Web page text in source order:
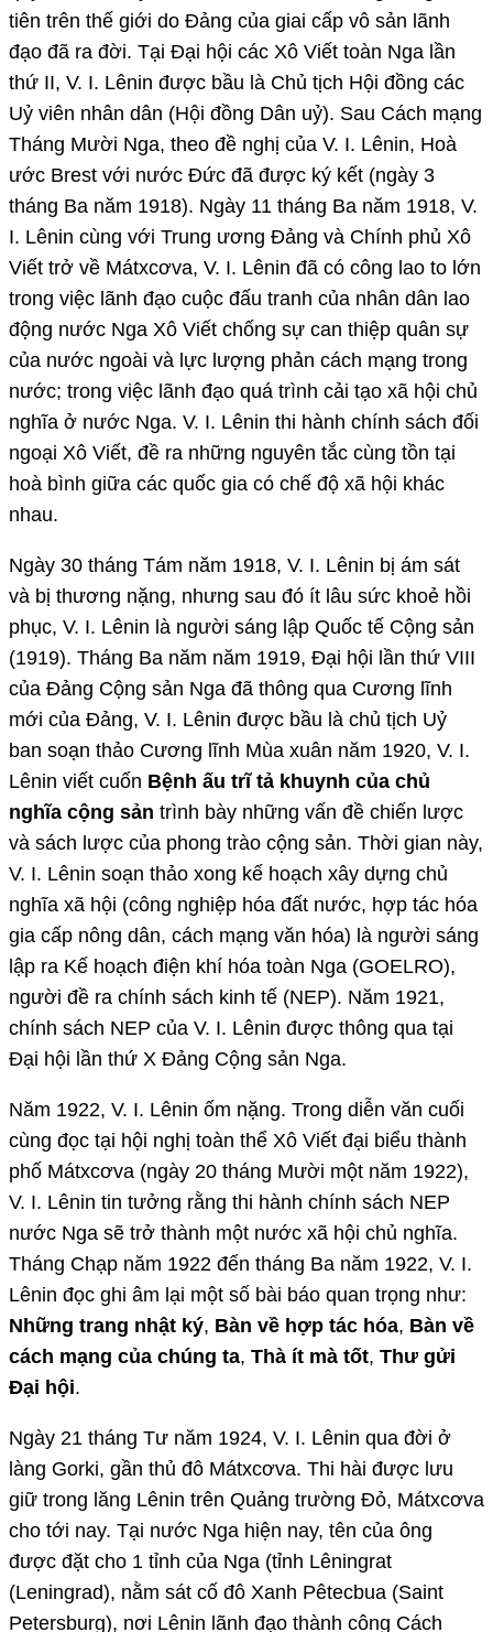
tiên trên thế giới do Đảng của giai cấp vô sản lãnh
đạo đã ra đời. Tại Đại hội các Xô Viết toàn Nga lần
thứ II, V. I. Lênin được bầu là Chủ tịch Hội đồng các
Uỷ viên nhân dân (Hội đồng Dân uỷ). Sau Cách mạng
Tháng Mười Nga, theo đề nghị của V. I. Lênin, Hoà
ước Brest với nước Đức đã được ký kết (ngày 3
tháng Ba năm 1918). Ngày 11 tháng Ba năm 1918, V.
I. Lênin cùng với Trung ương Đảng và Chính phủ Xô
Viết trở về Mátxcơva, V. I. Lênin đã có công lao to lớn
trong việc lãnh đạo cuộc đấu tranh của nhân dân lao
động nước Nga Xô Viết chống sự can thiệp quân sự
của nước ngoài và lực lượng phản cách mạng trong
nước; trong việc lãnh đạo quá trình cải tạo xã hội chủ
nghĩa ở nước Nga. V. I. Lênin thi hành chính sách đối
ngoại Xô Viết, đề ra những nguyên tắc cùng tồn tại
hoà bình giữa các quốc gia có chế độ xã hội khác
nhau.
Ngày 30 tháng Tám năm 1918, V. I. Lênin bị ám sát
và bị thương nặng, nhưng sau đó ít lâu sức khoẻ hồi
phục, V. I. Lênin là người sáng lập Quốc tế Cộng sản
(1919). Tháng Ba năm năm 1919, Đại hội lần thứ VIII
của Đảng Cộng sản Nga đã thông qua Cương lĩnh
mới của Đảng, V. I. Lênin được bầu là chủ tịch Uỷ
ban soạn thảo Cương lĩnh Mùa xuân năm 1920, V. I.
Lênin viết cuốn Bệnh ấu trĩ tả khuynh của chủ
nghĩa cộng sản trình bày những vấn đề chiến lược
và sách lược của phong trào cộng sản. Thời gian này,
V. I. Lênin soạn thảo xong kế hoạch xây dựng chủ
nghĩa xã hội (công nghiệp hóa đất nước, hợp tác hóa
gia cấp nông dân, cách mạng văn hóa) là người sáng
lập ra Kế hoạch điện khí hóa toàn Nga (GOELRO),
người đề ra chính sách kinh tế (NEP). Năm 1921,
chính sách NEP của V. I. Lênin được thông qua tại
Đại hội lần thứ X Đảng Cộng sản Nga.
Năm 1922, V. I. Lênin ốm nặng. Trong diễn văn cuối
cùng đọc tại hội nghị toàn thể Xô Viết đại biểu thành
phố Mátxcơva (ngày 20 tháng Mười một năm 1922),
V. I. Lênin tin tưởng rằng thi hành chính sách NEP
nước Nga sẽ trở thành một nước xã hội chủ nghĩa.
Tháng Chạp năm 1922 đến tháng Ba năm 1922, V. I.
Lênin đọc ghi âm lại một số bài báo quan trọng như:
Những trang nhật ký, Bàn về hợp tác hóa, Bàn về
cách mạng của chúng ta, Thà ít mà tốt, Thư gửi
Đại hội.
Ngày 21 tháng Tư năm 1924, V. I. Lênin qua đời ở
làng Gorki, gần thủ đô Mátxcơva. Thi hài được lưu
giữ trong lăng Lênin trên Quảng trường Đỏ, Mátxcơva
cho tới nay. Tại nước Nga hiện nay, tên của ông
được đặt cho 1 tỉnh của Nga (tỉnh Lêningrat
(Leningrad), nằm sát cố đô Xanh Pêtecbua (Saint
Petersburg), nơi Lênin lãnh đạo thành công Cách